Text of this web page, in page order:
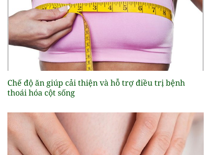
Chế độ ăn giúp cải thiện và hỗ trợ điều trị bệnh
thoái hóa cột sống